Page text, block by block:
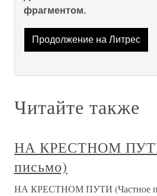
фрагментом.
Продолжение на Литрес
Читайте также
НА КРЕСТНОМ
письмо)
НА КРЕСТНОМ ПУТИ (Частное